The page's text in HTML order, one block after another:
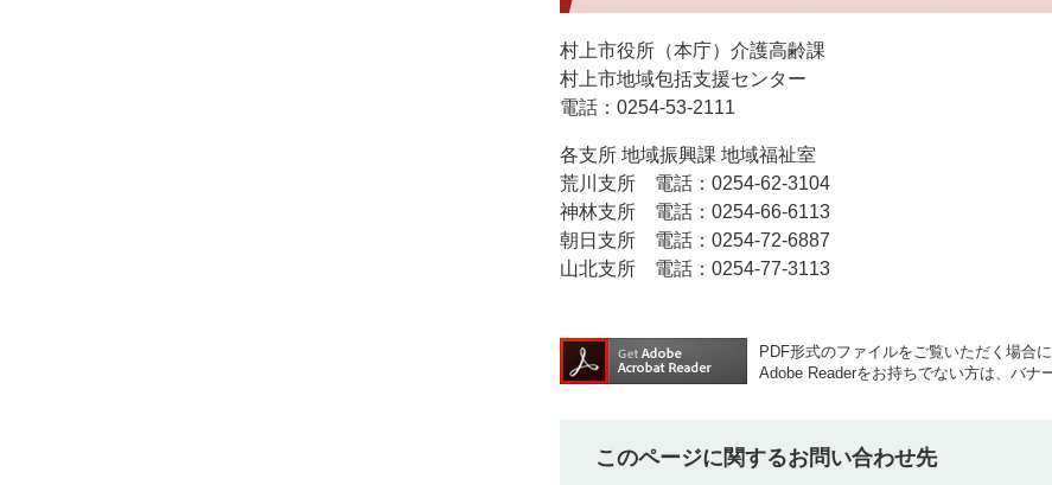
村上市役所（本庁）介護高齢課
村上市地域包括支援センター
電話：0254-53-2111
各支所 地域振興課 地域福祉室
荒川支所 電話：0254-62-3104
神林支所 電話：0254-66-6113
朝日支所 電話：0254-72-6887
山北支所 電話：0254-77-3113
PDF形式のファイルをご覧いただく場合
Adobe Readerをお持ちでない方は、バナ
このページに関するお問い合わせ先